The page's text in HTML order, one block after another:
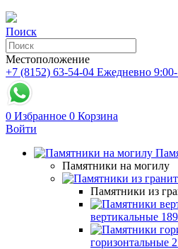
Поиск
Местоположение
+7 (8152) 63-54-04 Ежедневно
0 Избранное 0 Корзина
Войти
Памятники на могилу
Памятники из
вертикальные 189
горизонтальные